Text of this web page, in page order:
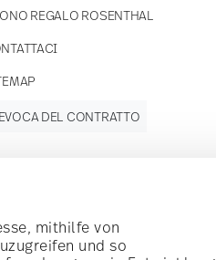
mithilfe von
und so
REGALO ROSENTHAL
DEL CONTRATTO